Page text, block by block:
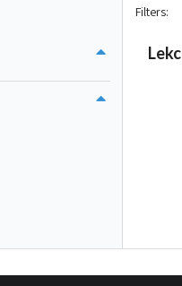
Filters: